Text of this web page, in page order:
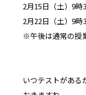
2月15日（土）9時
2月22日（土）9時
※午後は通常の授
いつテストがある